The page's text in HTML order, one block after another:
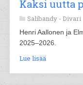
Kaksi uutta
Salibandy - Divari
Henri Aallonen ja
2025–2026.
Lue lisää